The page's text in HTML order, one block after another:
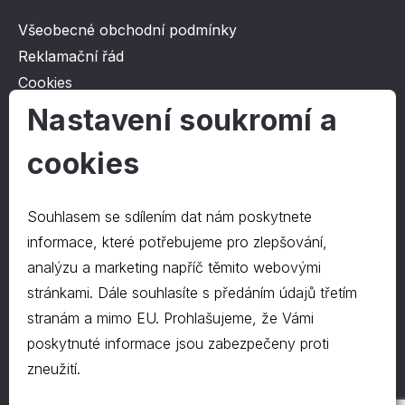
Všeobecné obchodní podmínky
Reklamační řád
Cookies
Ochrana osobních údajů
O společnosti
Kontakt
O nás
Kontakty
577 222 666
©2024 PD-HRAPA s.r.o.
Nastavení soukromí a
cookies
Souhlasem se sdílením dat nám poskytnete
informace, které potřebujeme pro zlepšování,
analýzu a marketing napříč těmito webovými
stránkami. Dále souhlasíte s předáním údajů třetím
stranám a mimo EU. Prohlašujeme, že Vámi
poskytnuté informace jsou zabezpečeny proti
zneužití.